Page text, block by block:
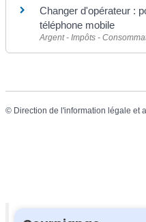
Changer d'opérateur :
téléphone mobile
Argent - Impôts -
© Direction de l'information légale et